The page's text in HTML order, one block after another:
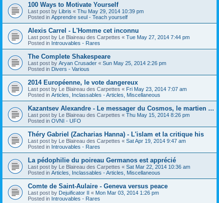
100 Ways to Motivate Yourself
Last post by Libris « Thu May 29, 2014 10:39 pm
Posted in Apprendre seul - Teach yourself
Alexis Carrel - L'Homme cet inconnu
Last post by Le Blaireau des Carpettes « Tue May 27, 2014 7:44 pm
Posted in Introuvables - Rares
The Complete Shakespeare
Last post by Aryan Crusader « Sun May 25, 2014 2:26 pm
Posted in Divers - Various
2014 Européenne, le vote dangereux
Last post by Le Blaireau des Carpettes « Fri May 23, 2014 7:07 am
Posted in Articles, Inclassables - Articles, Miscellaneous
Kazantsev Alexandre - Le messager du Cosmos, le martien ...
Last post by Le Blaireau des Carpettes « Thu May 15, 2014 8:26 pm
Posted in OVNI - UFO
Théry Gabriel (Zacharias Hanna) - L'islam et la critique his
Last post by Le Blaireau des Carpettes « Sat Apr 19, 2014 9:47 am
Posted in Introuvables - Rares
La pédophilie du poireau Germanos est apprécié
Last post by Le Blaireau des Carpettes « Sat Mar 22, 2014 10:36 am
Posted in Articles, Inclassables - Articles, Miscellaneous
Comte de Saint-Aulaire - Geneva versus peace
Last post by Dejuificator II « Mon Mar 03, 2014 1:26 pm
Posted in Introuvables - Rares